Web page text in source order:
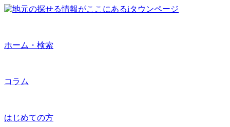
ホーム・検索
コラム
はじめての方